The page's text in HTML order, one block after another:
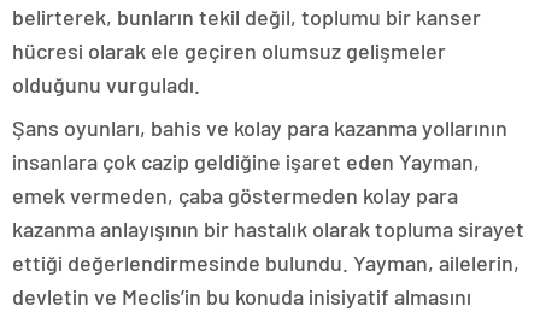
belirterek, bunların tekil değil, toplumu bir kanser
hücresi olarak ele geçiren olumsuz gelişmeler
olduğunu vurguladı.
Şans oyunları, bahis ve kolay para kazanma yollarının
insanlara çok cazip geldiğine işaret eden Yayman,
emek vermeden, çaba göstermeden kolay para
kazanma anlayışının bir hastalık olarak topluma sirayet
ettiği değerlendirmesinde bulundu. Yayman, ailelerin,
devletin ve Meclis’in bu konuda inisiyatif almasını